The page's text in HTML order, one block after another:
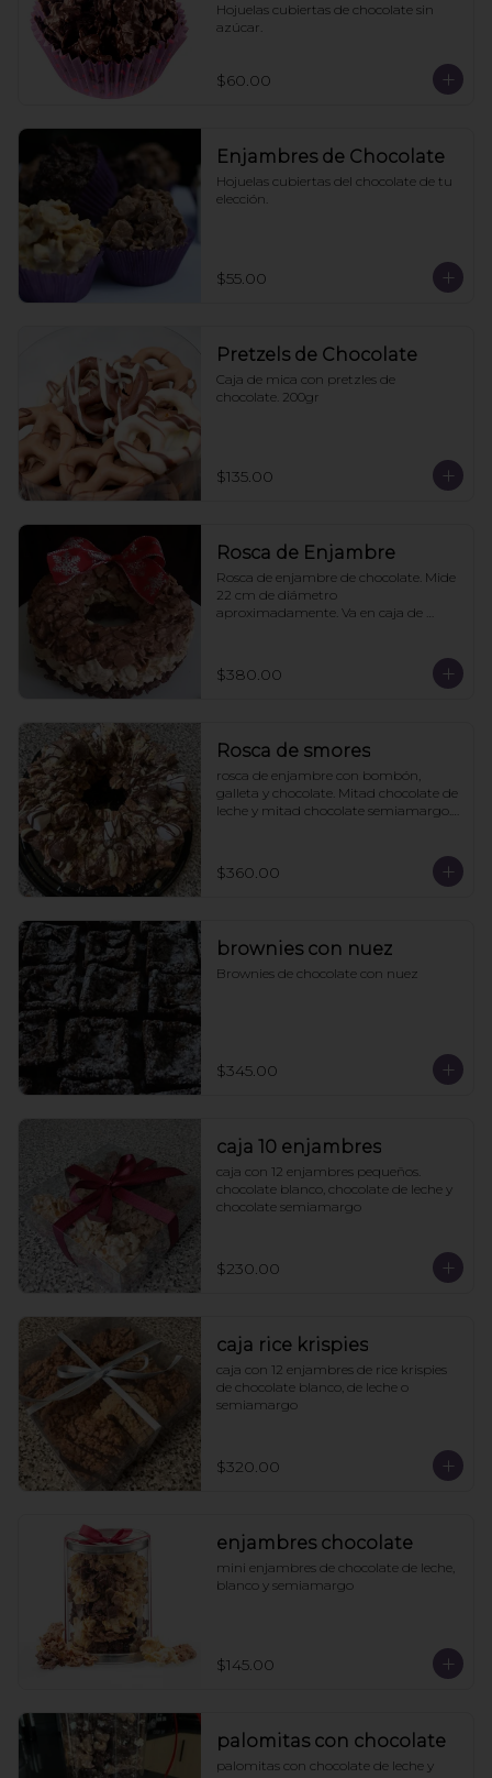
Hojuelas cubiertas de chocolate sin
azúcar.
$60.00
Enjambres de Chocolate
Hojuelas cubiertas del chocolate de tu
elección.
$55.00
Pretzels de Chocolate
Caja de mica con pretzles de
chocolate. 200gr
$135.00
Rosca de Enjambre
Rosca de enjambre de chocolate. Mide
22 cm de diámetro
aproximadamente. Va en caja de
$380.00
Rosca de smores
rosca de enjambre con bombón,
galleta y chocolate. Mitad chocolate de
leche y mitad chocolate semiamargo.
$360.00
brownies con nuez
Brownies de chocolate con nuez
$345.00
caja 10 enjambres
caja con 12 enjambres pequeños.
chocolate blanco, chocolate de leche y
chocolate semiamargo
$230.00
caja rice krispies
caja con 12 enjambres de rice krispies
de chocolate blanco, de leche o
semiamargo
$320.00
enjambres chocolate
mini enjambres de chocolate de leche,
blanco y semiamargo
$145.00
palomitas con chocolate
palomitas con chocolate de leche y